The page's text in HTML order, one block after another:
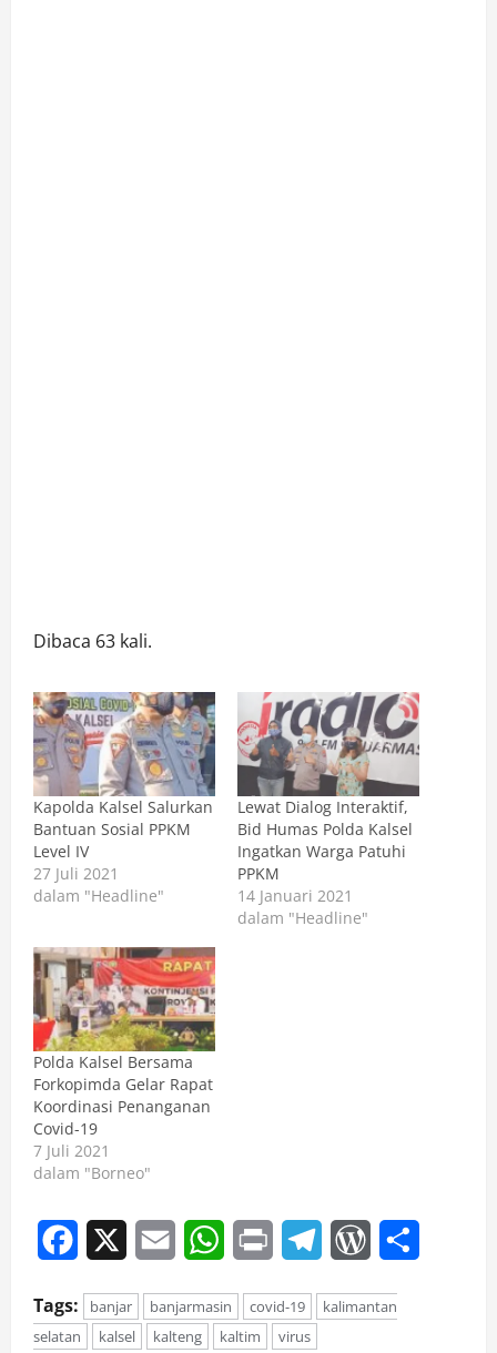
Dibaca 63 kali.
Kapolda Kalsel Salurkan
Bantuan Sosial PPKM
Level IV
27 Juli 2021
dalam "Headline"
Lewat Dialog Interaktif,
Bid Humas Polda Kalsel
Ingatkan Warga Patuhi
PPKM
14 Januari 2021
dalam "Headline"
Polda Kalsel Bersama
Forkopimda Gelar Rapat
Koordinasi Penanganan
Covid-19
7 Juli 2021
dalam "Borneo"
Facebook Email WhatsApp
Print TelegramWordPress
Tags: banjar banjarmasin covid-19
kalimantan
selatan
kalsel kalteng kaltim virus